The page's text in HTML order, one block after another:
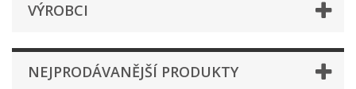
VÝROBCI
NEJPRODÁVANĚJŠÍ PRODUKTY